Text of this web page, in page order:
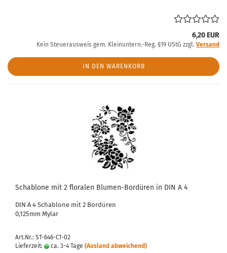
6,20 EUR
Kein Steuerausweis gem. Kleinuntern.-Reg. §19 UStG zzgl. Versand
IN DEN WARENKORB
Schablone mit 2 floralen Blumen-Bordüren in DIN A 4
DIN A 4 Schablone mit 2 Bordüren
0,125mm Mylar
Art.Nr.: ST-646-C1-02
Lieferzeit:
ca. 3-4 Tage (Ausland abweichend)